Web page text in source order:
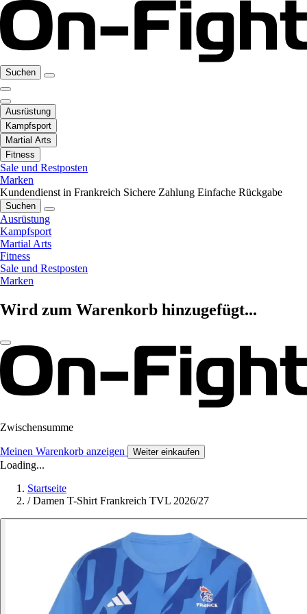
Suchen
Ausrüstung
Kampfsport
Martial Arts
Fitness
Sale und Restposten
Marken
Kundendienst in Frankreich Sichere Zahlung Einfache Rückgabe
Suchen
Ausrüstung
Kampfsport
Martial Arts
Fitness
Sale und Restposten
Marken
Wird zum Warenkorb hinzugefügt...
Zwischensumme
Meinen Warenkorb anzeigen Weiter einkaufen
Loading...
Startseite
/ Damen T-Shirt Frankreich TVL 2026/27